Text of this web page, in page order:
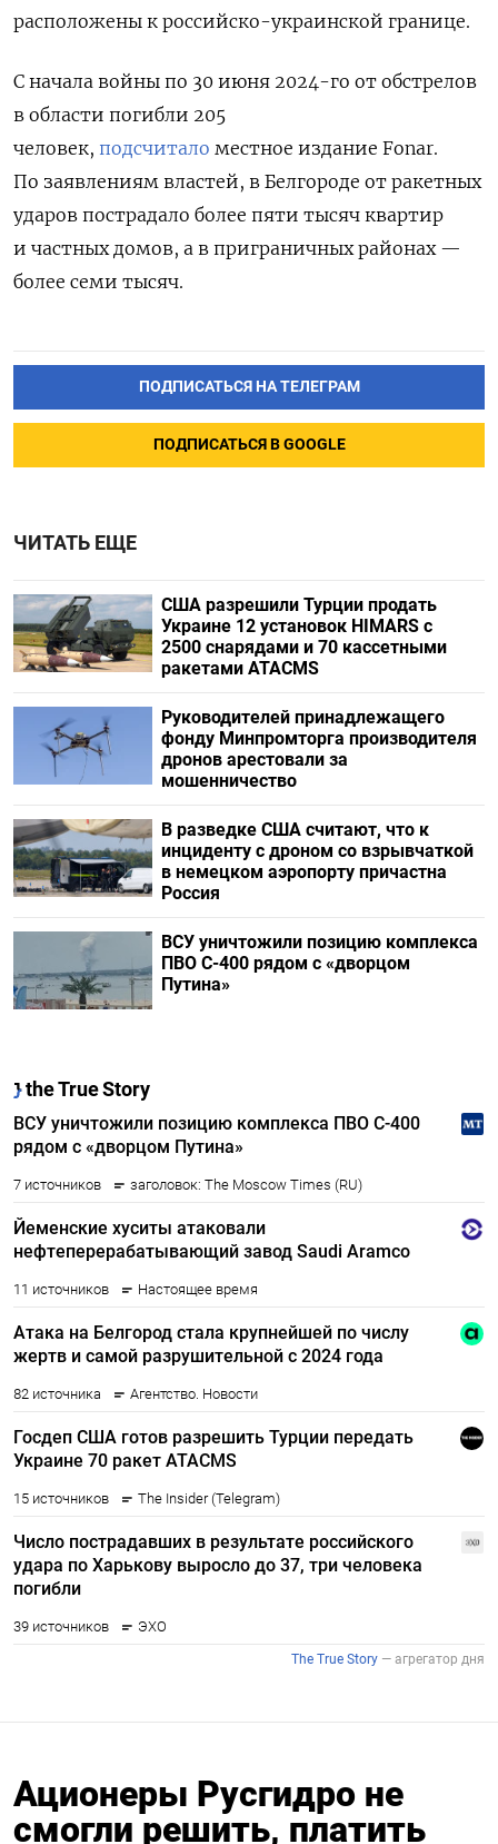
расположены к российско-украинской границе.
С начала войны по 30 июня 2024-го от обстрелов
в области погибли 205
человек, подсчитало местное издание Fonar.
По заявлениям властей, в Белгороде от ракетных
ударов пострадало более пяти тысяч квартир
и частных домов, а в приграничных районах —
более семи тысяч.
ПОДПИСАТЬСЯ НА ТЕЛЕГРАМ
ПОДПИСАТЬСЯ В GOOGLE
ЧИТАТЬ ЕЩЕ
США разрешили Турции продать
Украине 12 установок HIMARS с
2500 снарядами и 70 кассетными
ракетами ATACMS
Руководителей принадлежащего
фонду Минпромторга производителя
дронов арестовали за
мошенничество
В разведке США считают, что к
инциденту с дроном со взрывчаткой
в немецком аэропорту причастна
Россия
ВСУ уничтожили позицию комплекса
ПВО С-400 рядом с «дворцом
Путина»
Ационеры Русгидро не
смогли решить, платить